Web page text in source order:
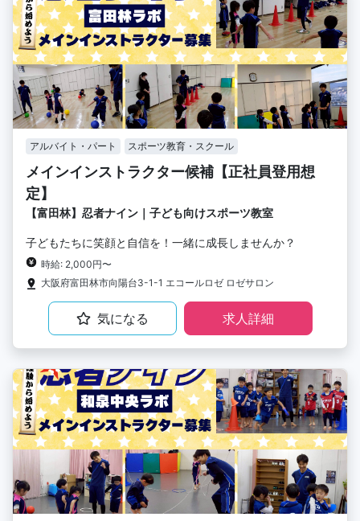
アルバイト・パート スポーツ教育・スクール
メインインストラクター候補【正社員登用想
定】
【富田林】忍者ナイン｜子ども向けスポーツ教室
子どもたちに笑顔と自信を！一緒に成長しませんか？
時給: 2,000円〜
大阪府富田林市向陽台3-1-1 エコールロゼ ロゼサロン
気になる 求人詳細